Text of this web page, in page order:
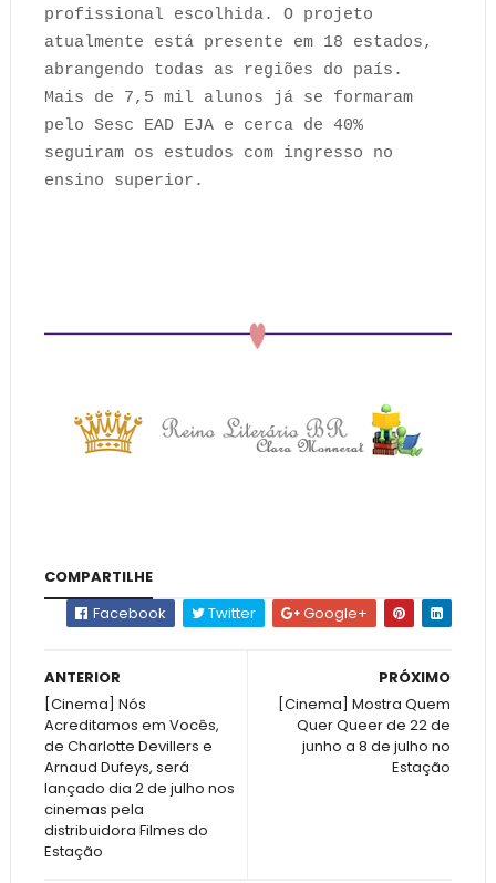
profissional escolhida. O projeto
atualmente está presente em 18 estados,
abrangendo todas as regiões do país.
Mais de 7,5 mil alunos já se formaram
pelo Sesc EAD EJA e cerca de 40%
seguiram os estudos com ingresso no
ensino superior.
COMPARTILHE
Facebook
Twitter Google+
PRÓXIMO
[Cinema] Mostra Quem
Quer Queer de 22 de
junho a 8 de julho no
Estação
ANTERIOR
[Cinema] Nós
Acreditamos em Vocês,
de Charlotte Devillers e
Arnaud Dufeys, será
lançado dia 2 de julho nos
cinemas pela
distribuidora Filmes do
Estação